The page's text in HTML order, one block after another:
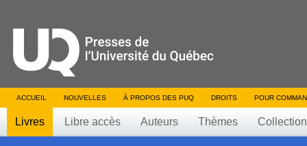
ACCUEIL NOUVELLES À PROPOS DES PUQ DROITS POUR
Livres Libre accès Auteurs Thèmes